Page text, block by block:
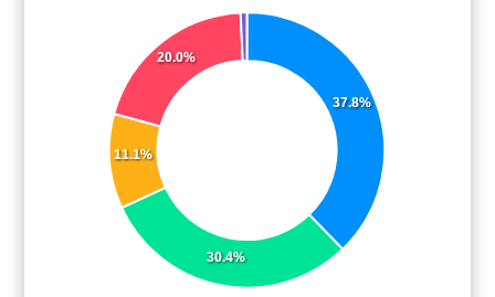
37.8%
30.4%
11.1%
20.0%